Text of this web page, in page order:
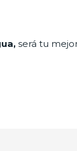
será tu